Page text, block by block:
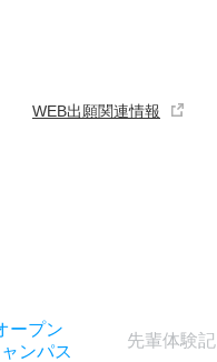
WEB出願関連情報
ープン
ンパス
先輩体験記